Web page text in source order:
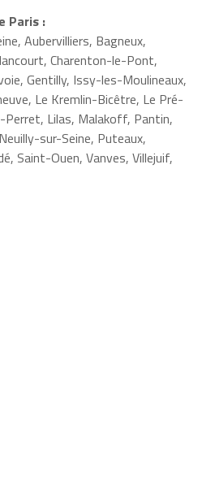
Paris :
Aubervilliers, Bagneux,
Charenton-le-Pont,
Gentilly, Issy-les-Moulineaux,
Le Kremlin-Bicêtre, Le Pré-
Perret, Lilas, Malakoff, Pantin,
sur-Seine, Puteaux,
Saint-Ouen, Vanves, Villejuif,